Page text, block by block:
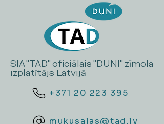
SIA "TAD" oficiālais "DUNI" zīmola
izplatītājs Latvijā
+371 20 223 395
mukusalas@tad.lv